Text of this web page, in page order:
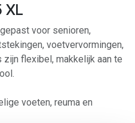
XL
voor senioren,
voetvervormingen,
flexibel, makkelijk aan te
voeten, reuma en